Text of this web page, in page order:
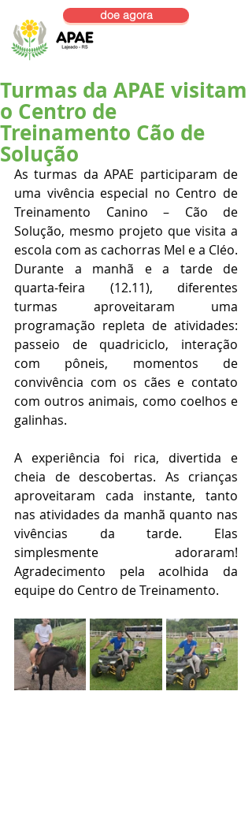
doe agora
Turmas da APAE visitam
o Centro de
Treinamento Cão de
Solução
As turmas da APAE participaram de
uma vivência especial no Centro de
Treinamento Canino – Cão de
Solução, mesmo projeto que visita a
escola com as cachorras Mel e a Cléo.
Durante a manhã e a tarde de
quarta-feira (12.11), diferentes
turmas aproveitaram uma
programação repleta de atividades:
passeio de quadriciclo, interação
com pôneis, momentos de
convivência com os cães e contato
com outros animais, como coelhos e
galinhas.
A experiência foi rica, divertida e
cheia de descobertas. As crianças
aproveitaram cada instante, tanto
nas atividades da manhã quanto nas
vivências da tarde. Elas
simplesmente adoraram!
Agradecimento pela acolhida da
equipe do Centro de Treinamento.